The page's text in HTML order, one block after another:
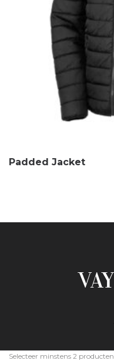
Padded Jacket
Selecteer minstens 2 producten